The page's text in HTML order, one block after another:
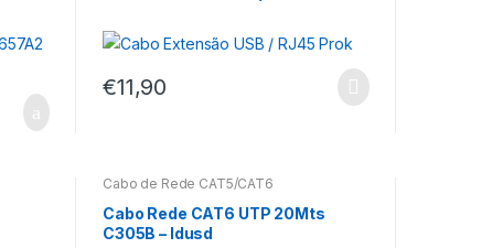
€11,90
Cabo de Rede CAT5/CAT6
Cabo Rede CAT6 UTP 20Mts
C305B – Idusd